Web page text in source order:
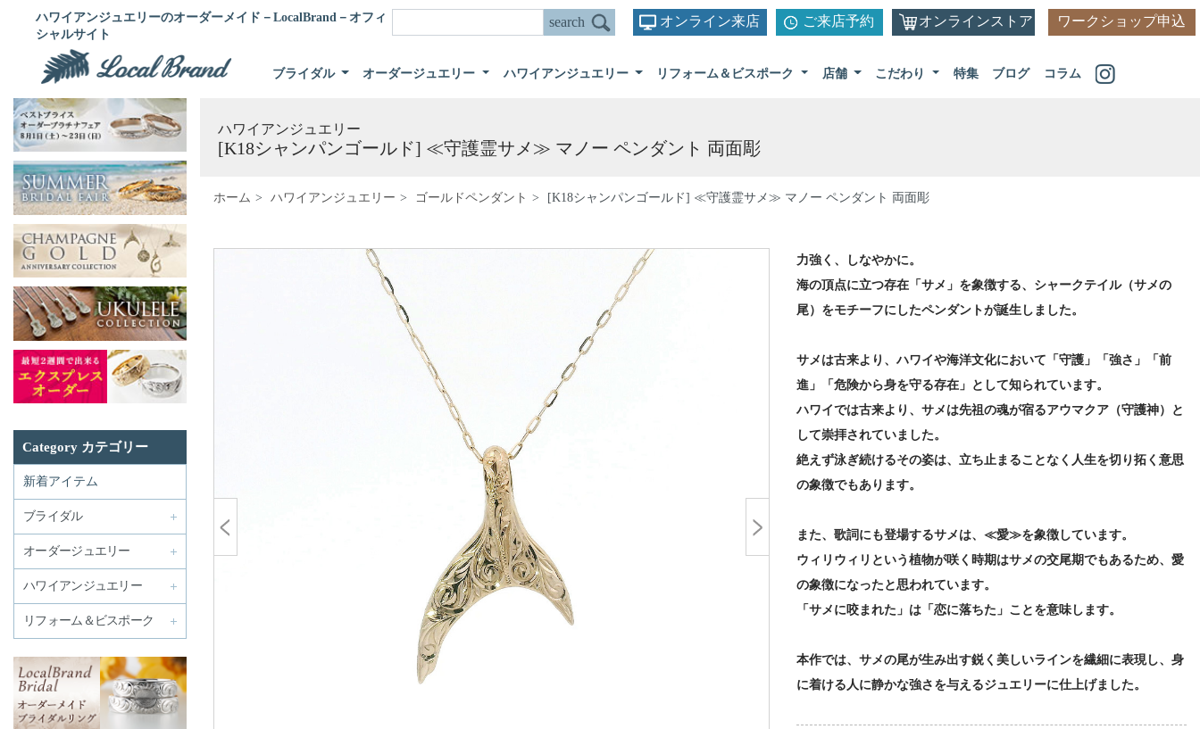
ハワイアンジュエリーのオーダーメイド－LocalBrand－オフィ
シャルサイト
オンライン来店 ご来店予約 オンラインストア ワークショップ申込
ブライダル オーダージュエリー ハワイアンジュエリー リフォーム＆ビスポーク 店舗 こだわり 特集 ブログ コラム
Category カテゴリー
新着アイテム
ブライダル
オーダージュエリー
ハワイアンジュエリー
リフォーム＆ビスポーク
ハワイアンジュエリー
[K18シャンパンゴールド] ≪守護霊サメ≫ マノー ペンダント 両面彫
ホーム ハワイアンジュエリー ゴールドペンダント [K18シャンパンゴールド] ≪守護霊サメ≫ マノー ペンダント 両面彫
力強く、しなやかに。
海の頂点に立つ存在「サメ」を象徴する、シャークテイル（サメの
尾）をモチーフにしたペンダントが誕生しました。
サメは古来より、ハワイや海洋文化において「守護」「強さ」「前
進」「危険から身を守る存在」として知られています。
ハワイでは古来より、サメは先祖の魂が宿るアウマクア（守護神）と
して崇拝されていました。
絶えず泳ぎ続けるその姿は、立ち止まることなく人生を切り拓く意思
の象徴でもあります。
また、歌詞にも登場するサメは、≪愛≫を象徴しています。
ウィリウィリという植物が咲く時期はサメの交尾期でもあるため、愛
の象徴になったと思われています。
「サメに咬まれた」は「恋に落ちた」ことを意味します。
本作では、サメの尾が生み出す鋭く美しいラインを繊細に表現し、身
に着ける人に静かな強さを与えるジュエリーに仕上げました。